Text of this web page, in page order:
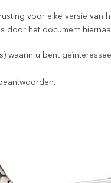
voor elke versie van
door het document
waarin u bent